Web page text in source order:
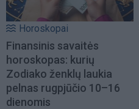
Horoskopai
Finansinis savaitės
horoskopas: kurių
Zodiako ženklų laukia
pelnas rugpjūčio 10–16
dienomis